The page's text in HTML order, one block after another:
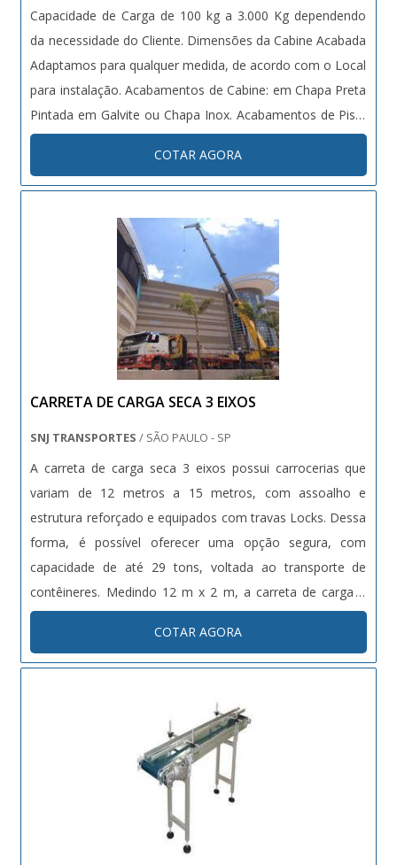
Capacidade de Carga de 100 kg a 3.000 Kg dependendo
da necessidade do Cliente. Dimensões da Cabine Acabada
Adaptamos para qualquer medida, de acordo com o Local
para instalação. Acabamentos de Cabine: em Chapa Preta
Pintada em Galvite ou Chapa Inox. Acabamentos de Piso:
Alumínio, Chapa Preta, Madeira ou Emborrachado. Portas
de Cabine: Pantográfica, Automática ou Guilhotina.
Porta....
COTAR AGORA
CARRETA DE CARGA SECA 3 EIXOS
SNJ TRANSPORTES / SÃO PAULO - SP
A carreta de carga seca 3 eixos possui carrocerias que
variam de 12 metros a 15 metros, com assoalho e
estrutura reforçado e equipados com travas Locks. Dessa
forma, é possível oferecer uma opção segura, com
capacidade de até 29 tons, voltada ao transporte de
contêineres. Medindo 12 m x 2 m, a carreta de carga é
ideal para o transporte de contêiner de 40 pés, tanto com
carga, quanto vazio. Composição do equipamento A
carreta de carga seca 3 ei....
COTAR AGORA